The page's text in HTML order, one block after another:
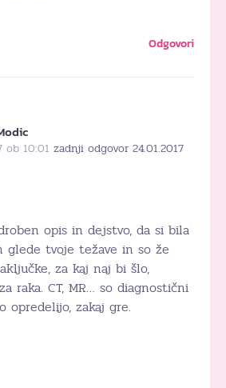
Odgovori
ob 10:01 zadnji odgovor 24.01.2017
opis in dejstvo, da si bila
glede tvoje težave in so že
za kaj naj bi šlo,
raka. CT, MR… so diagnostični
opredelijo, zakaj gre.